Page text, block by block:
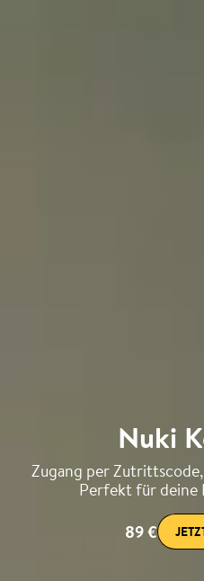
Nuki
Zugang per
Perfekt für
89 €